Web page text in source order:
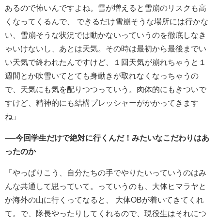
あるので怖いんですよね。雪が増えると雪崩のリスクも高
くなってくるんで、 できるだけ雪崩そうな場所には行かな
い、雪崩そうな状況では動かないっていうのを徹底しなき
ゃいけないし、あとは天気。その時は最初から最後までい
い天気で終われたんですけど、１回天気が崩れちゃうと１
週間とか吹雪いてとても身動きが取れなくなっちゃうの
で、天気にも気を配りつつっていう。肉体的にもきついで
すけど、精神的にも結構プレッシャーがかかってきます
ね」
──今回学生だけで絶対に行くんだ！みたいなこだわりはあ
ったのか
「やっぱりこう、自分たちの手でやりたいっていうのはみ
んな共通して思っていて。っていうのも、大体ヒマラヤと
か海外の山に行くってなると、 大体OBが着いてきてくれ
て。で、隊長やったりしてくれるので、現役生はそれにつ